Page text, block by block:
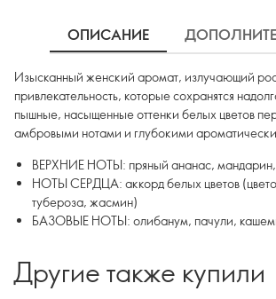
ОПИСАНИЕ
Изысканный женский аромат, излучающий
привлекательность, которые сохранятся
пышные, насыщенные оттенки белых цветов
амбровыми нотами и глубокими
ВЕРХНИЕ НОТЫ: пряный ананас,
НОТЫ СЕРДЦА: аккорд белых цветов
тубероза, жасмин)
БАЗОВЫЕ НОТЫ: олибанум, пачули,
Другие также купили